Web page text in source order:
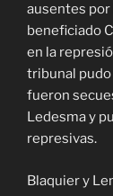
ausentes por
beneficiado
en la
tribunal
fueron
Ledesma y
represivas.
Blaquier y